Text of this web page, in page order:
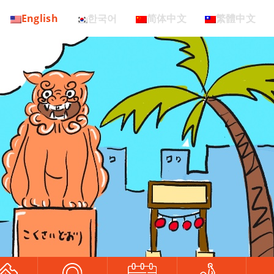
English 한국어 简体中文 繁體中文